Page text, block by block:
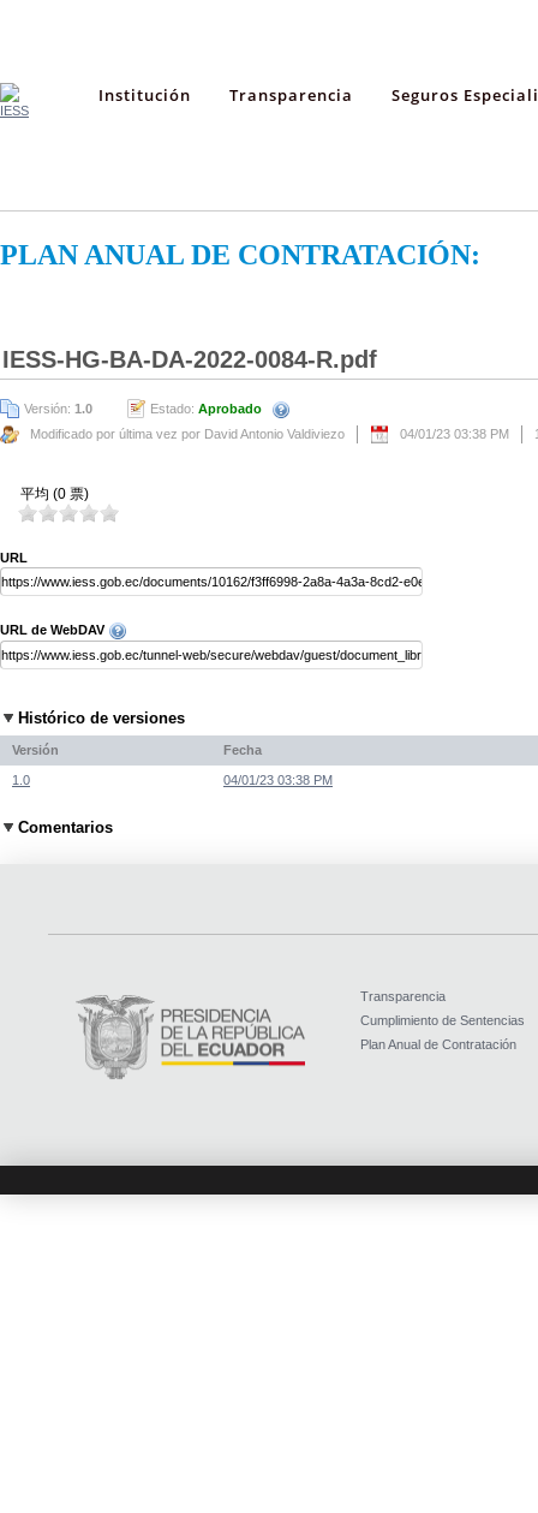
Institución Transparencia Seguros
PLAN ANUAL DE CONTRATACIÓN:
IESS-HG-BA-DA-2022-0084-R.pdf
Versión: 1.0 Estado: Aprobado
Modificado por última vez por David Antonio Valdiviezo
04/01/23 03:38 PM
平均 (0 票)
URL
URL de WebDAV
Histórico de versiones
Versión Fecha
1.0 04/01/23 03:38 PM
Comentarios
Transparencia
Cumplimiento de Sentencias
Plan Anual de Contratación